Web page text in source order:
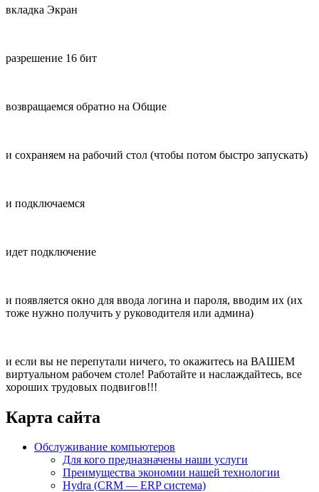
вкладка Экран
разрешение 16 бит
возвращаемся обратно на Общие
и сохраняем на рабочий стол (чтобы потом быстро запускать)
и подключаемся
идет подключение
и появляется окно для ввода логина и пароля, вводим их (их
тоже нужно получить у руководителя или админа)
и если вы не перепутали ничего, то окажитесь на ВАШЕМ
виртуальном рабочем столе! Работайте и наслаждайтесь, все
хороших трудовых подвигов!!!
Карта сайта
Обслуживание компьютеров
Для кого предназначены наши услуги
Преимущества экономии нашей технологии
Hydra (CRM — ERP система)